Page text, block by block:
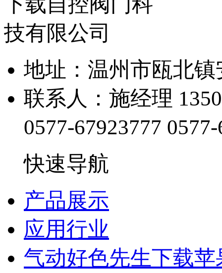
地址：温州市瓯北
联系人：施经理
0577-67923777
快速导航
产品展示
应用行业
气动好色先生下载